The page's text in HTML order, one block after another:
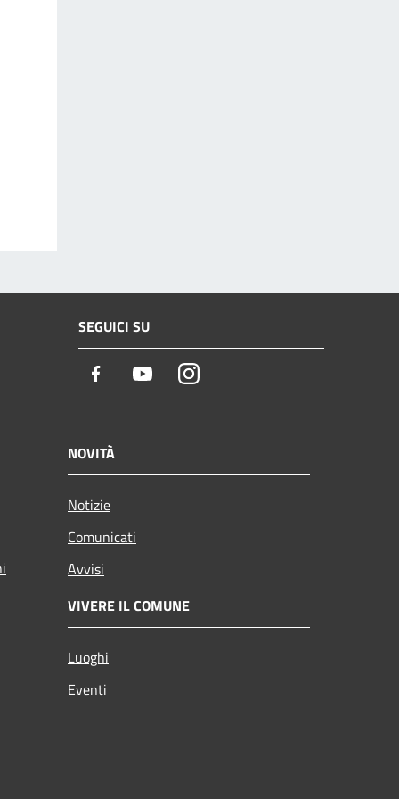
SEGUICI SU
Facebook YoutubeInstagram
NOVITÀ
Notizie
Comunicati
Avvisi
VIVERE IL COMUNE
Luoghi
Eventi